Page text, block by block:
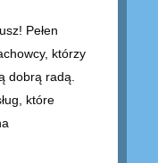
Pełen
którzy
dobrą radą.
które